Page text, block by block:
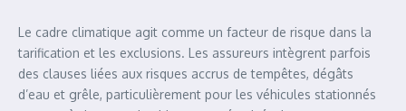
Le cadre climatique agit comme un facteur de risque dans la
tarification et les exclusions. Les assureurs intègrent parfois
des clauses liées aux risques accrus de tempêtes, dégâts
d’eau et grêle, particulièrement pour les véhicules stationnés